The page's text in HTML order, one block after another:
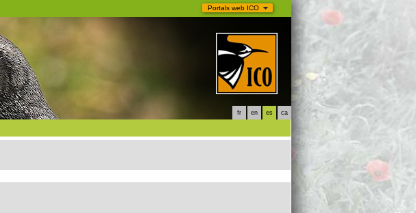
Portals web ICO
fr en es ca